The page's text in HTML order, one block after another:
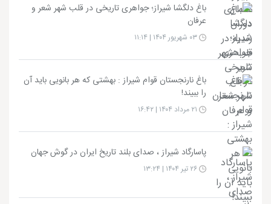
باغ دلگشا شیراز؛ جواهری تاریخی در قلب شهر شعر و
عرفان
باغ نارنجستان قوام شیراز : بهشتی که هر بانویی باید آن
را ببیند!
پاسارگاد شیراز ، صدای بلند تاریخ ایران در گوش جهان